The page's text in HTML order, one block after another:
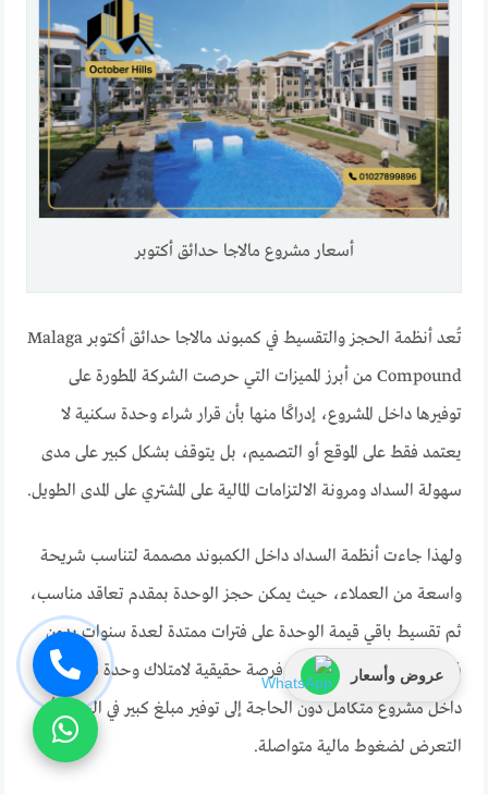
أسعار مشروع مالاجا حدائق أكتوبر
تُعد أنظمة الحجز والتقسيط في كمبوند مالاجا حدائق أكتوبر Malaga
Compound من أبرز المميزات التي حرصت الشركة المطورة على
توفيرها داخل المشروع، إدراكًا منها بأن قرار شراء وحدة سكنية لا
يعتمد فقط على الموقع أو التصميم، بل يتوقف بشكل كبير على مدى
سهولة السداد ومرونة الالتزامات المالية على المشتري على المدى الطويل.
ولهذا جاءت أنظمة السداد داخل الكمبوند مصممة لتناسب شريحة
واسعة من العملاء، حيث يمكن حجز الوحدة بمقدم تعاقد مناسب،
ثم تقسيط باقي قيمة الوحدة على فترات ممتدة لعدة سنوات بدون
فوائد، وهو ما يمنح العميل فرصة حقيقية لامتلاك وحدة سكنية
داخل مشروع متكامل دون الحاجة إلى توفير مبلغ كبير في البداية أو
التعرض لضغوط مالية متواصلة.
عروض وأسعار